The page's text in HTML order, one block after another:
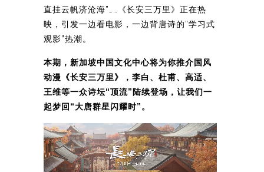
直挂云帆济沧海”……《长安三万里》正在热
映，引发一边看电影，一边背唐诗的“学习式
观影”热潮。
本期，新加坡中国文化中心将为你推介国风
动漫《长安三万里》，李白、杜甫、高适、
王维等一众诗坛“顶流”陆续登场，让我们一
起梦回“大唐群星闪耀时”。